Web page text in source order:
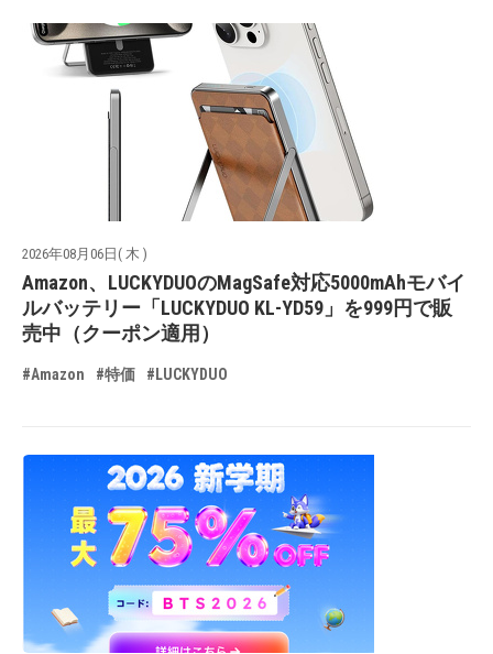
2026年08月06日( 木 )
Amazon、LUCKYDUOのMagSafe対応5000mAhモバイ
ルバッテリー「LUCKYDUO KL-YD59」を999円で販
売中（クーポン適用）
#Amazon #特価 #LUCKYDUO